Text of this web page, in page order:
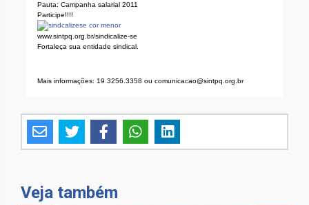
Pauta: Campanha salarial 2011
Participe!!!!
www.sintpq.org.br/sindicalize-se
Fortaleça sua entidade sindical.
Mais informações: 19 3256.3358 ou comunicacao@sintpq.org.br
Veja também